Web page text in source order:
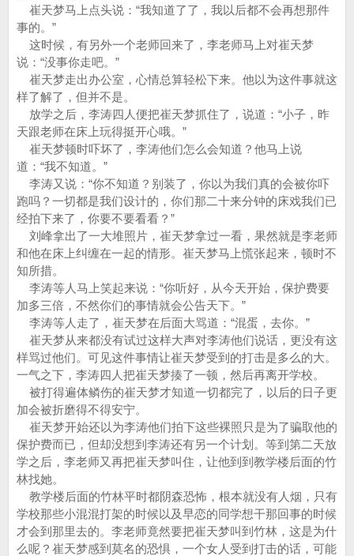
崔天梦马上点头说：“我知道了了，我以后都不会再想那件
事的。”
这时候，有另外一个老师回来了，李老师马上对崔天梦
说：“没事你走吧。”
崔天梦走出办公室，心情总算轻松下来。他以为这件事就这
样了解了，但并不是。
放学之后，李涛四人便把崔天梦抓住了，说道：“小子，昨
天跟老师在床上玩得挺开心哦。”
崔天梦顿时吓坏了，李涛他们怎么会知道？他马上说
道：“我不知道。”
李涛又说：“你不知道？别装了，你以为我们真的会被你吓
跑吗？一切都是我们设计的，你们那二十来分钟的床戏我们已
经拍下来了，你要不要看看？”
刘峰拿出了一大堆照片，崔天梦拿过一看，果然就是李老师
和他在床上纠缠在一起的情形。崔天梦马上慌张起来，顿时不
知所措。
李涛等人马上笑起来说：“你听好，从今天开始，保护费要
加多三倍，不然你们的事情就会公告天下。”
李涛等人走了，崔天梦在后面大骂道：“混蛋，去你。”
崔天梦从来都没有试过这样大声对李涛他们说话，更没有这
样骂过他们。可见这件事情让崔天梦受到的打击是多么的大。
一气之下，李涛四人把崔天梦揍了一顿，然后再离开学校。
被打得遍体鳞伤的崔天梦才知道一切都完了，以后的日子更
加会被折磨得不得安宁。
崔天梦开始还以为李涛他们拍下这些裸照只是为了骗取他的
保护费而已，但却没想到李涛还有另一个计划。等到第二天放
学之后，李老师又再把崔天梦叫住，让他到到教学楼后面的竹
林找她。
教学楼后面的竹林平时都阴森恐怖，根本就没有人烟，只有
学校那些小混混打架的时候以及早恋的同学想干那回事的时候
才会到那里去的。李老师竟然要把崔天梦叫到竹林，这是为什
么呢？崔天梦感到莫名的恐惧，一个女人受到打击的话，可能